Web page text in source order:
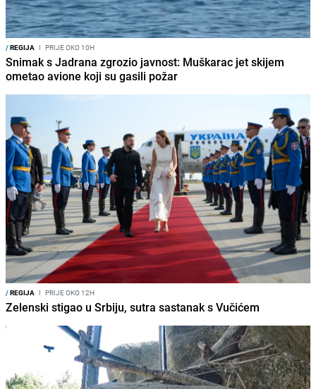
/REGIJA I PRIJE OKO 10H
Snimak s Jadrana zgrozio javnost: Muškarac jet skijem
ometao avione koji su gasili požar
/REGIJA I PRIJE OKO 12H
Zelenski stigao u Srbiju, sutra sastanak s Vučićem